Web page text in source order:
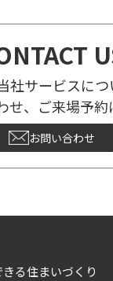
社サービスにつ
せ、ご来場予約
お問い合わせ
る住まいづくり